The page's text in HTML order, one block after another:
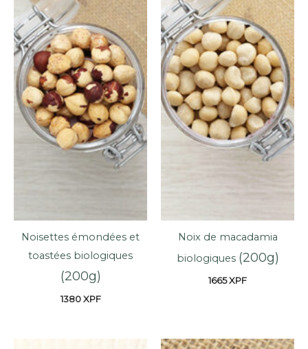
Noisettes émondées et
toastées biologiques
(200g)
1380XPF
Noix de macadamia
biologiques (200g)
1665XPF